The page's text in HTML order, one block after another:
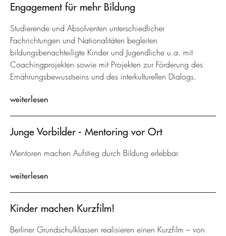
Engagement für mehr Bildung
Studierende und Absolventen unterschiedlicher
Fachrichtungen und Nationalitäten begleiten
bildungsbenachteiligte Kinder und Jugendliche u.a. mit
Coachingprojekten sowie mit Projekten zur Förderung des
Ernährungsbewusstseins und des interkulturellen Dialogs.
weiterlesen
Junge Vorbilder - Mentoring vor Ort
Mentoren machen Aufstieg durch Bildung erlebbar.
weiterlesen
Kinder machen Kurzfilm!
Berliner Grundschulklassen realisieren einen Kurzfilm – von